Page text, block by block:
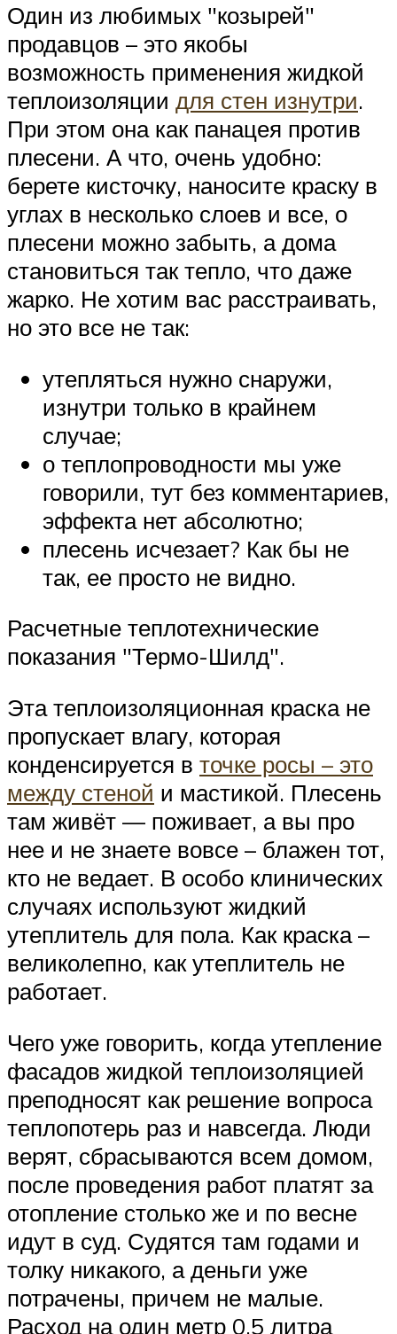
Один из любимых козырей
продавцов – это якобы
возможность применения жидкой
теплоизоляции для стен изнутри.
При этом она как панацея против
плесени. А что, очень удобно:
берете кисточку, наносите краску в
углах в несколько слоев и все, о
плесени можно забыть, а дома
становиться так тепло, что даже
жарко. Не хотим вас расстраивать,
но это все не так:
утепляться нужно снаружи,
изнутри только в крайнем
случае;
о теплопроводности мы уже
говорили, тут без комментариев,
эффекта нет абсолютно;
плесень исчезает? Как бы не
так, ее просто не видно.
Расчетные теплотехнические
показания Термо-Шилд .
Эта теплоизоляционная краска не
пропускает влагу, которая
конденсируется в точке росы – это
между стеной и мастикой. Плесень
там живёт — поживает, а вы про
нее и не знаете вовсе – блажен тот,
кто не ведает. В особо клинических
случаях используют жидкий
утеплитель для пола. Как краска –
великолепно, как утеплитель не
работает.
Чего уже говорить, когда утепление
фасадов жидкой теплоизоляцией
преподносят как решение вопроса
теплопотерь раз и навсегда. Люди
верят, сбрасываются всем домом,
после проведения работ платят за
отопление столько же и по весне
идут в суд. Судятся там годами и
толку никакого, а деньги уже
потрачены, причем не малые.
Расход на один метр 0,5 литра